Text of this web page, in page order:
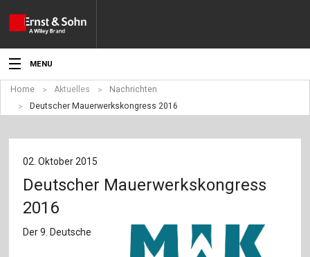
MENU
Aktuelles
Angebote
Fachgebiete
Home Aktuelles
Nachrichten
Deutscher Mauerwerkskongress 2016
02. Oktober 2015
Deutscher Mauerwerkskongress
2016
Der 9. Deutsche